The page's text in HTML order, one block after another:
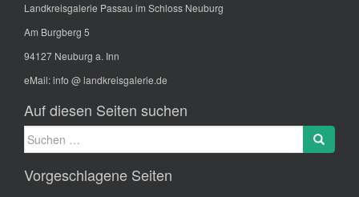
Landkreisgalerie Passau im Schloss Neuburg
Am Burgberg 5
94127 Neuburg a. Inn
eMail:info @ landkreisgalerie.de
Auf diesen Seiten suchen
Suche
nach:
Search
Vorgeschlagene Seiten